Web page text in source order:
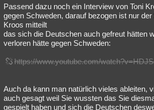
Passend dazu noch ein Interview von Toni
gegen Schweden, darauf bezogen ist nur
Kroos mitteilt
das sich die Deutschen auch gefreut hätten
verloren hätte gegen Schweden:
https://www.youtube.com/
Auch da kann man natürlich vieles ableiten,
auch gesagt weil Sie wussten das Sie
gespielt haben und sich die Deutschen